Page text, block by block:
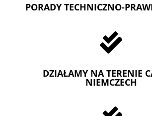
PORADY TECHNICZNO-

DZIAŁAMY NA TERENIE
NIEMCZECH